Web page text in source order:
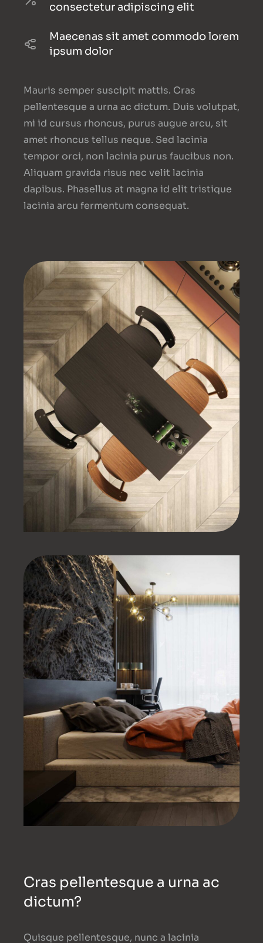
consectetur adipiscing elit
Maecenas sit amet commodo lorem
ipsum dolor
Mauris semper suscipit mattis. Cras
pellentesque a urna ac dictum. Duis volutpat,
mi id cursus rhoncus, purus augue arcu, sit
amet rhoncus tellus neque. Sed lacinia
tempor orci, non lacinia purus faucibus non.
Aliquam gravida risus nec velit lacinia
dapibus. Phasellus at magna id elit tristique
lacinia arcu fermentum consequat.
Cras pellentesque a urna ac
dictum?
Quisque pellentesque, nunc a lacinia